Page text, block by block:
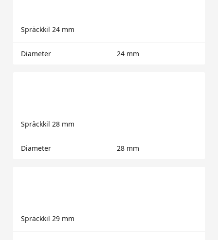
Spräckkil 24 mm
Diameter 24 mm
Spräckkil 28 mm
Diameter 28 mm
Spräckkil 29 mm